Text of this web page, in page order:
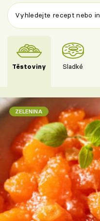
Těstoviny Sladké
ZELENINA